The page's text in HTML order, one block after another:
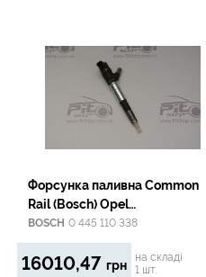
Форсунка паливна Common
Rail (Bosch) Opel
Vivaro/Renailt Trafic 2,0CDTI
2011-
BOSCH 0 445 110 338
16010,47 грн
на складі
1 шт.